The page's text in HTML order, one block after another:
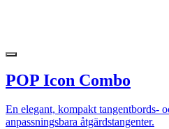
POP Icon Combo
En elegant, kompakt tangentbords-
anpassningsbara åtgärdstangenter.